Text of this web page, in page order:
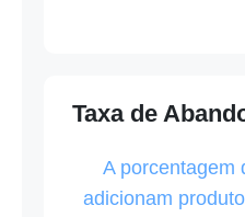
Taxa de
A porcentagem
adicionam